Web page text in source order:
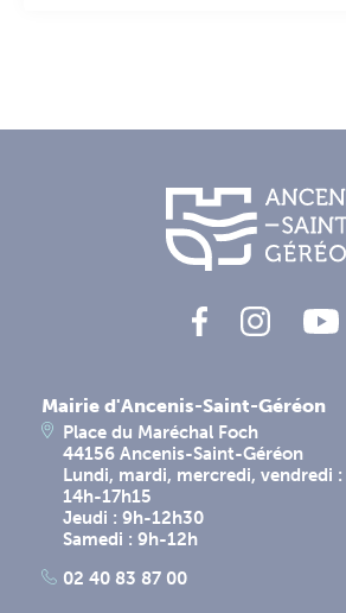
Mairie d'Ancenis-Saint-Géréon
Place du Maréchal Foch
44156 Ancenis-Saint-Géréon
Lundi, mardi, mercredi, vendredi
14h-17h15
Jeudi : 9h-12h30
Samedi : 9h-12h
02 40 83 87 00